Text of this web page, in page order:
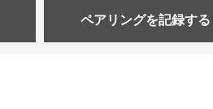
ペアリングを記録する